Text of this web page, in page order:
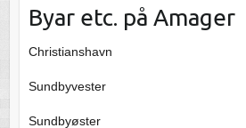
Byar etc. på Amager
Christianshavn
Sundbyvester
Sundbyøster